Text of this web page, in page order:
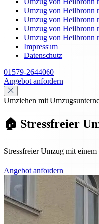
Umzug von Heilbronn
Umzug von Heilbronn
Umzug von Heilbronn
Umzug von Heilbronn
Umzug von Heilbronn
Impressum
Datenschutz
01579-2644060
Angebot anfordern
Umziehen mit
🏠 Stressfreier
Stressfreier Umzug mit
Angebot anfordern